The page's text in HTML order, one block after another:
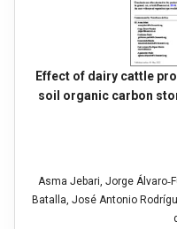
Effect of dairy cattle
soil organic carbon
Asma Jebari, Jorge
Batalla, José Antonio